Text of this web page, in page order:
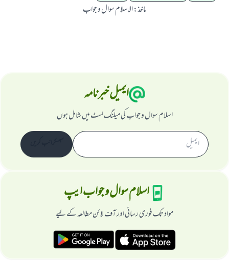
ماخذ:الاسلام سوال و جواب
ایمیل خبرنامہ
اسلام سوال و جواب کی میلنگ لسٹ میں شامل ہوں
اسلام سوال و جواب ایپ
مواد تک فوری رسائی اور آف لائن مطالعہ کے لیے